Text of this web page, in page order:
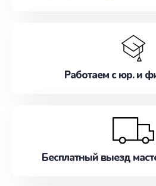
Работаем с юр. и
Бесплатный выезд